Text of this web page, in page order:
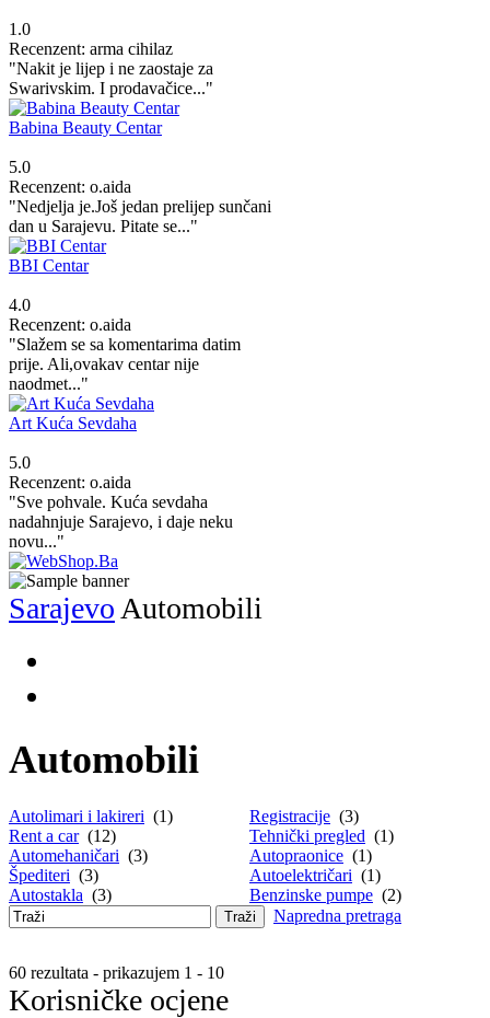
1.0
Recenzent: arma cihilaz
"Nakit je lijep i ne zaostaje za
Swarivskim. I prodavačice..."
Babina Beauty Centar
5.0
Recenzent: o.aida
"Nedjelja je.Još jedan prelijep sunčani
dan u Sarajevu. Pitate se..."
BBI Centar
4.0
Recenzent: o.aida
"Slažem se sa komentarima datim
prije. Ali,ovakav centar nije
naodmet..."
Art Kuća Sevdaha
5.0
Recenzent: o.aida
"Sve pohvale. Kuća sevdaha
nadahnjuje Sarajevo, i daje neku
novu..."
Sarajevo Automobili
Automobili
Autolimari i lakireri (1) Registracije (3)
Rent a car(12) Tehnički pregled (1)
Automehaničari (3) Autopraonice (1)
Špediteri (3) Autoelektričari (1)
Autostakla (3) Benzinske pumpe (2)
Traži Napredna pretraga
60 rezultata - prikazujem 1 - 10
Korisničke ocjene